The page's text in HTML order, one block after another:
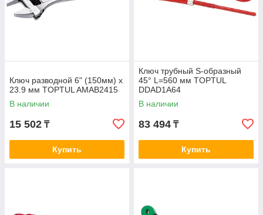
Ключ разводной 6" (150мм) x
23.9 мм TOPTUL AMAB2415
В наличии
15 502 ₸
Купить
Ключ трубный S-образный
45° L=560 мм TOPTUL
DDAD1A64
В наличии
83 494 ₸
Купить